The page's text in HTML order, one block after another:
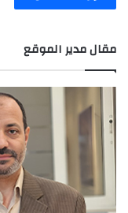
مقال مدير الموقع